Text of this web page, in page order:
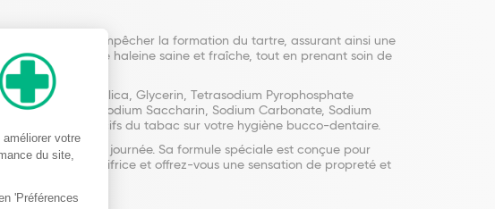
prévenir et à empêcher la formation du tartre, assurant ainsi une
offre une haleine saine et fraîche, tout en prenant soin de
Hydrated Silica, Glycerin, Tetrasodium Pyrophosphate
(0,250%), Sodium Saccharin, Sodium Carbonate, Sodium
les effets nocifs du tabac sur votre hygiène bucco-dentaire.
au long de la journée. Sa formule spéciale est conçue pour
pour ce dentifrice et offrez-vous une sensation de propreté et